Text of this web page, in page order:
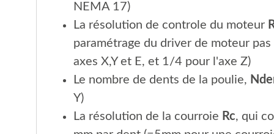
NEMA 17)
La résolution de controle du moteur
paramétrage du driver de moteur
axes X,Y et E, et 1/4 pour l'axe Z)
Le nombre de dents de la poulie,
Y)
La résolution de la courroie Rc, qui